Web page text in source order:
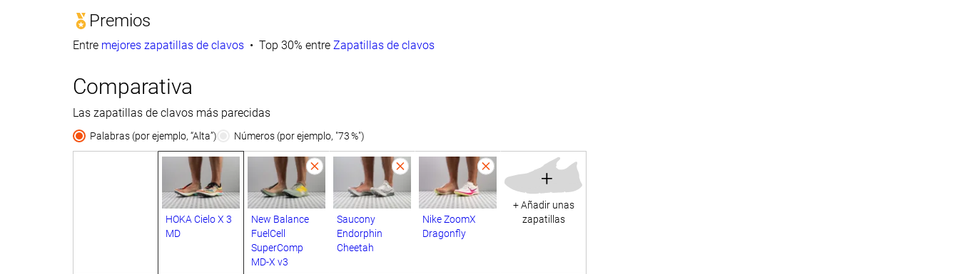
Premios
Entre mejores zapatillas de clavos Top 30% entre Zapatillas de clavos
Comparativa
Las zapatillas de clavos más parecidas
Palabras (por ejemplo, “Alta”) Números (por ejemplo, "73 %")
HOKA Cielo X 3
MD
New Balance
FuelCell
SuperComp
MD-X v3
Saucony
Endorphin
Cheetah
Nike ZoomX
Dragonfly
+
+ Añadir unas
zapatillas